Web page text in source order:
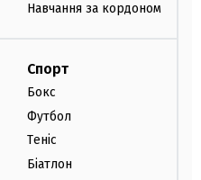
Навчання за кордоном
Спорт
Бокс
Футбол
Теніс
Біатлон